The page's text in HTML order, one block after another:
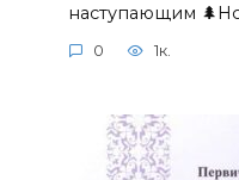
наступающим
0 1к.